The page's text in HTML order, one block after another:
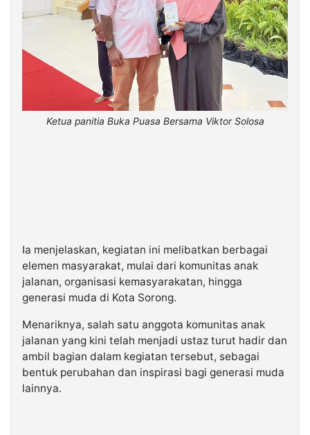
Ketua panitia Buka Puasa Bersama Viktor Solosa
Ia menjelaskan, kegiatan ini melibatkan berbagai
elemen masyarakat, mulai dari komunitas anak
jalanan, organisasi kemasyarakatan, hingga
generasi muda di Kota Sorong.
Menariknya, salah satu anggota komunitas anak
jalanan yang kini telah menjadi ustaz turut hadir dan
ambil bagian dalam kegiatan tersebut, sebagai
bentuk perubahan dan inspirasi bagi generasi muda
lainnya.